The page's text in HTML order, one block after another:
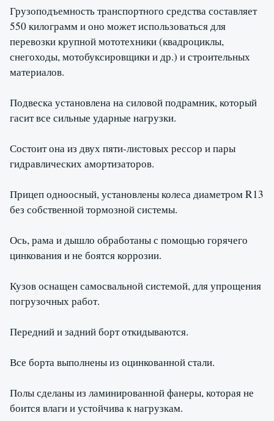
Грузоподъемность транспортного средства составляет
550 килограмм и оно может использоваться для
перевозки крупной мототехники (квадроциклы,
снегоходы, мотобуксировщики и др.) и строительных
материалов.
Подвеска установлена на силовой подрамник, который
гасит все сильные ударные нагрузки.
Состоит она из двух пяти-листовых рессор и пары
гидравлических амортизаторов.
Прицеп одноосный, установлены колеса диаметром R13
без собственной тормозной системы.
Ось, рама и дышло обработаны с помощью горячего
цинкования и не боятся коррозии.
Кузов оснащен самосвальной системой, для упрощения
погрузочных работ.
Передний и задний борт откидываются.
Все борта выполнены из оцинкованной стали.
Полы сделаны из ламинированной фанеры, которая не
боится влаги и устойчива к нагрузкам.